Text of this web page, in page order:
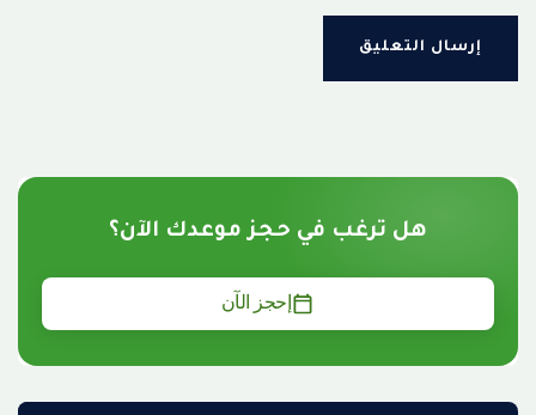
هل ترغب في حجز موعدك الآن؟
إحجز الآن